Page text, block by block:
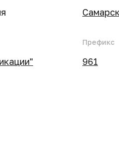
Префикс
961